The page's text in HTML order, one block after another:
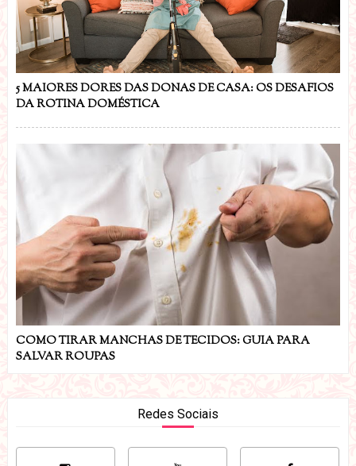
5 MAIORES DORES DAS DONAS DE CASA: OS DESAFIOS
DA ROTINA DOMÉSTICA
COMO TIRAR MANCHAS DE TECIDOS: GUIA PARA
SALVAR ROUPAS
Redes Sociais